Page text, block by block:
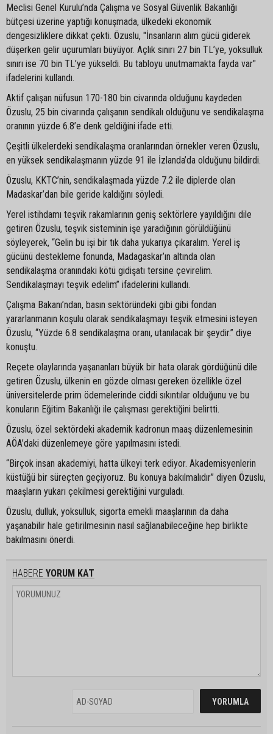
Meclisi Genel Kurulu’nda Çalışma ve Sosyal Güvenlik Bakanlığı
bütçesi üzerine yaptığı konuşmada, ülkedeki ekonomik
dengesizliklere dikkat çekti. Özuslu, "İnsanların alım gücü giderek
düşerken gelir uçurumları büyüyor. Açlık sınırı 27 bin TL’ye, yoksulluk
sınırı ise 70 bin TL’ye yükseldi. Bu tabloyu unutmamakta fayda var"
ifadelerini kullandı.
Aktif çalışan nüfusun 170-180 bin civarında olduğunu kaydeden
Özuslu, 25 bin civarında çalışanın sendikalı olduğunu ve sendikalaşma
oranının yüzde 6.8’e denk geldiğini ifade etti.
Çeşitli ülkelerdeki sendikalaşma oranlarından örnekler veren Özuslu,
en yüksek sendikalaşmanın yüzde 91 ile İzlanda’da olduğunu bildirdi.
Özuslu, KKTC’nin, sendikalaşmada yüzde 7.2 ile diplerde olan
Madaskar’dan bile geride kaldığını söyledi.
Yerel istihdamı teşvik rakamlarının geniş sektörlere yayıldığını dile
getiren Özuslu, teşvik sisteminin işe yaradığının görüldüğünü
söyleyerek, “Gelin bu işi bir tık daha yukarıya çıkaralım. Yerel iş
gücünü destekleme fonunda, Madagaskar’ın altında olan
sendikalaşma oranındaki kötü gidişatı tersine çevirelim.
Sendikalaşmayı teşvik edelim” ifadelerini kullandı.
Çalışma Bakanı’ndan, basın sektöründeki gibi gibi fondan
yararlanmanın koşulu olarak sendikalaşmayı teşvik etmesini isteyen
Özuslu, “Yüzde 6.8 sendikalaşma oranı, utanılacak bir şeydir.” diye
konuştu.
Reçete olaylarında yaşananları büyük bir hata olarak gördüğünü dile
getiren Özuslu, ülkenin en gözde olması gereken özellikle özel
üniversitelerde prim ödemelerinde ciddi sıkıntılar olduğunu ve bu
konuların Eğitim Bakanlığı ile çalışması gerektiğini belirtti.
Özuslu, özel sektördeki akademik kadronun maaş düzenlemesinin
AÖA’daki düzenlemeye göre yapılmasını istedi.
“Birçok insan akademiyi, hatta ülkeyi terk ediyor. Akademisyenlerin
küstüğü bir süreçten geçiyoruz. Bu konuya bakılmalıdır” diyen Özuslu,
maaşların yukarı çekilmesi gerektiğini vurguladı.
Özuslu, dulluk, yoksulluk, sigorta emekli maaşlarının da daha
yaşanabilir hale getirilmesinin nasıl sağlanabileceğine hep birlikte
bakılmasını önerdi.
HABERE YORUM KAT